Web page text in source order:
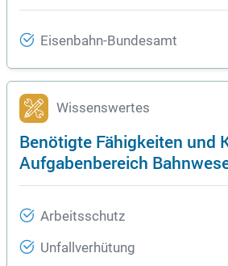
Eisenbahn-Bundesamt
Wissenswertes
Benötigte Fähigkeiten und
Aufgabenbereich
Arbeitsschutz
Unfallverhütung